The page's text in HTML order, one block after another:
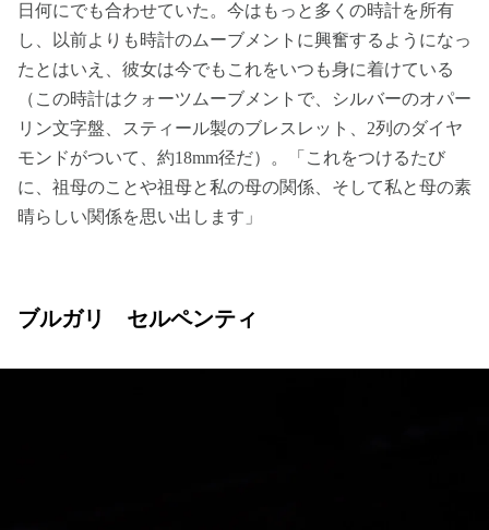
日何にでも合わせていた。今はもっと多くの時計を所有
し、以前よりも時計のムーブメントに興奮するようになっ
たとはいえ、彼女は今でもこれをいつも身に着けている
（この時計はクォーツムーブメントで、シルバーのオパー
リン文字盤、スティール製のブレスレット、2列のダイヤ
モンドがついて、約18mm径だ）。「これをつけるたび
に、祖母のことや祖母と私の母の関係、そして私と母の素
晴らしい関係を思い出します」
ブルガリ セルペンティ